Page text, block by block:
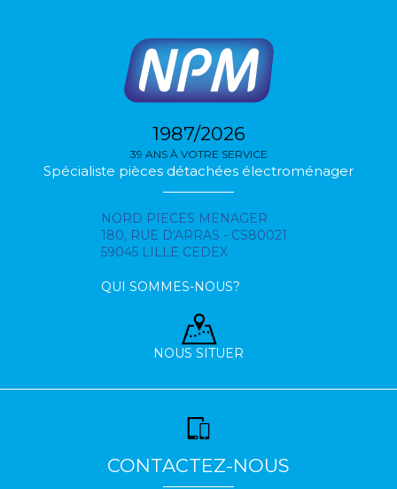
1987/2026
39 ANS À VOTRE SERVICE
Spécialiste pièces détachées électroménager
NORD PIECES MENAGER
180, RUE D'ARRAS - CS80021
59045 LILLE CEDEX
QUI SOMMES-NOUS?
NOUS SITUER
CONTACTEZ-NOUS